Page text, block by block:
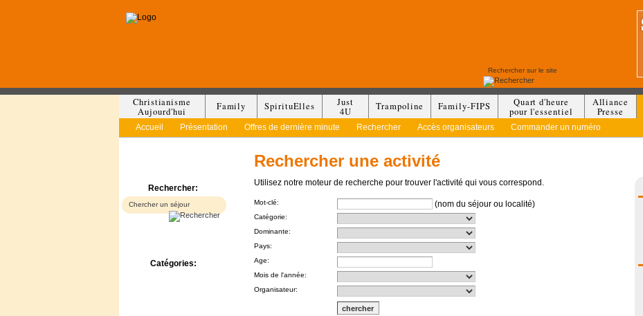
Christianisme
Aujourd'hui
Family SpirituElles
Just
4U
Trampoline Family-FIPS
Quart d'heure
pour l'essentiel
Alliance
Presse
Accueil Présentation Offres de dernière minute Rechercher Accès organisateurs Commander un numéro
Rechercher:
Catégories:
Rechercher une activité
Utilisez notre moteur de recherche pour trouver l'activité qui vous correspond.
Mot-clé: (nom du séjour ou localité)
Catégorie:
Dominante:
Pays:
Age:
Mois de l'année:
Organisateur: